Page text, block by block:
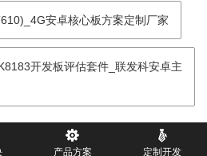
安卓核心板方案定制厂家
开发板评估套件_联发科安卓主
产品方案 定制开发